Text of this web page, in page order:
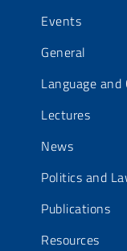
Events
General
Language and
Lectures
News
Politics and
Publications
Resources